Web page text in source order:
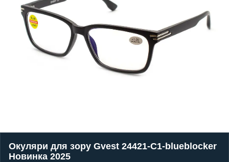
Окуляри для зору Gvest 24421-C1-blueblocker
Новинка 2025